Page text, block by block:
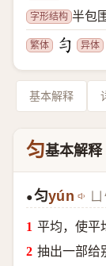
字形结构 半包
繁体 异体
基本解释
匀基本解释
●匀yún
平均，使平
抽出一部给